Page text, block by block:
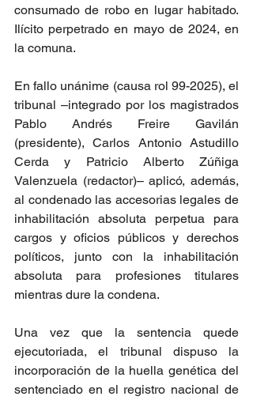
consumado de robo en lugar habitado.
Ilícito perpetrado en mayo de 2024, en
la comuna.
En fallo unánime (causa rol 99-2025), el
tribunal –integrado por los magistrados
Pablo Andrés Freire Gavilán
(presidente), Carlos Antonio Astudillo
Cerda y Patricio Alberto Zúñiga
Valenzuela (redactor)– aplicó, además,
al condenado las accesorias legales de
inhabilitación absoluta perpetua para
cargos y oficios públicos y derechos
políticos, junto con la inhabilitación
absoluta para profesiones titulares
mientras dure la condena.
Una vez que la sentencia quede
ejecutoriada, el tribunal dispuso la
incorporación de la huella genética del
sentenciado en el registro nacional de